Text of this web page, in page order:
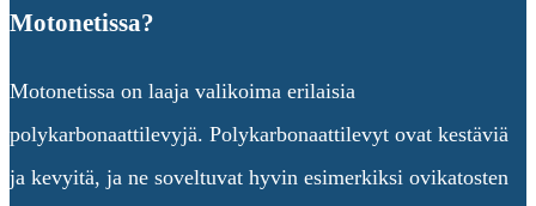
Motonetissa?
Motonetissa on laaja valikoima erilaisia
polykarbonaattilevyjä. Polykarbonaattilevyt ovat kestäviä
ja kevyitä, ja ne soveltuvat hyvin esimerkiksi ovikatosten